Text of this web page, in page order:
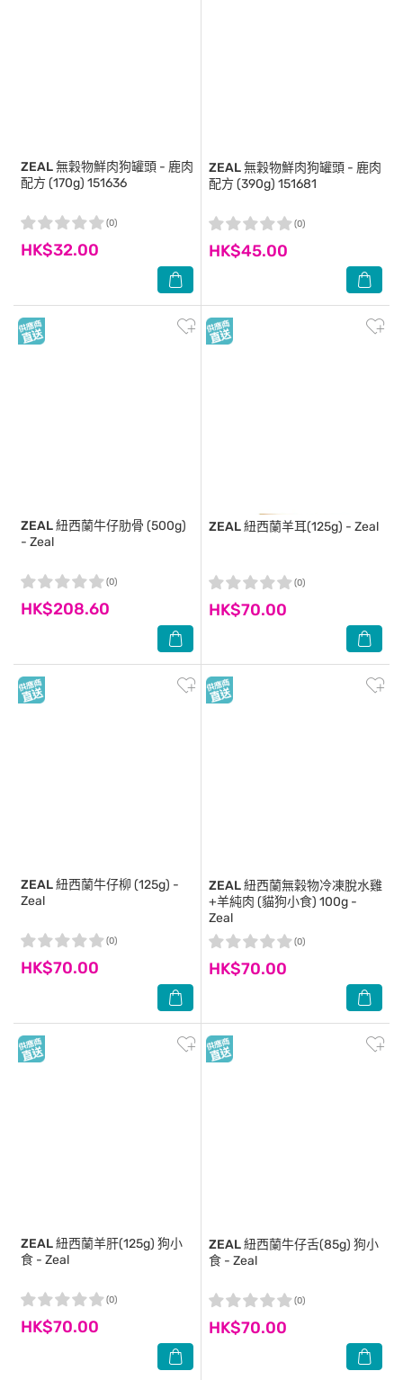
ZEAL無穀物鮮肉狗罐頭 - 鹿肉
配方 (170g) 151636
HK$32.00
(0)
ZEAL無穀物鮮肉狗罐頭 - 鹿肉
配方 (390g) 151681
HK$45.00
(0)
ZEAL紐西蘭牛仔肋骨 (500g)
- Zeal
HK$208.60
(0)
ZEAL紐西蘭羊耳(125g) - Zeal
HK$70.00
(0)
ZEAL紐西蘭牛仔柳 (125g) -
Zeal
HK$70.00
(0)
ZEAL紐西蘭無榖物冷凍脫水雞
+羊純肉 (貓狗小食) 100g -
Zeal
HK$70.00
(0)
ZEAL紐西蘭羊肝(125g) 狗小
食 - Zeal
HK$70.00
(0)
ZEAL紐西蘭牛仔舌(85g) 狗小
食 - Zeal
HK$70.00
(0)